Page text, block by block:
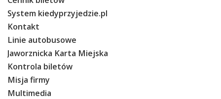
System kiedyprzyjedzie.pl
Kontakt
Linie autobusowe
Jaworznicka Karta Miejska
Kontrola biletów
Misja firmy
Multimedia